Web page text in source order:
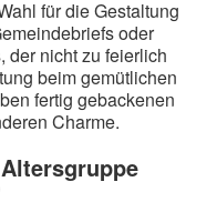
für die Gestaltung
oder
der nicht zu feierlich
beim gemütlichen
fertig gebackenen
Charme.